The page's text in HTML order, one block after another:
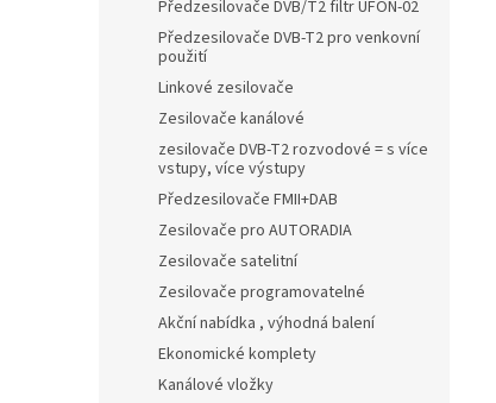
Předzesilovače DVB/T2 filtr UFON-02
Předzesilovače DVB-T2 pro venkovní
použití
Linkové zesilovače
Zesilovače kanálové
zesilovače DVB-T2 rozvodové = s více
vstupy, více výstupy
Předzesilovače FMII+DAB
Zesilovače pro AUTORADIA
Zesilovače satelitní
Zesilovače programovatelné
Akční nabídka , výhodná balení
Ekonomické komplety
Kanálové vložky